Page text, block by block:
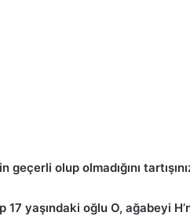
olup olmadığını
17 yaşındaki oğlu O, ağabeyi